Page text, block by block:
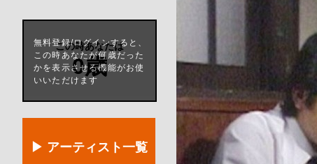
この時あなたは
0歳
無料登録/ログインすると、
この時あなたが何歳だった
かを表示させる機能がお使
いいただけます
▶ アーティスト一覧